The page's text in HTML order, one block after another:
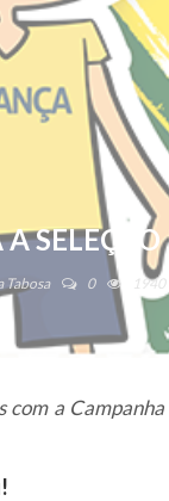
Tabosa 0 1940
com a